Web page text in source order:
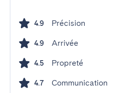
4.9 Précision
4.9 Arrivée
4.5 Propreté
4.7 Communication